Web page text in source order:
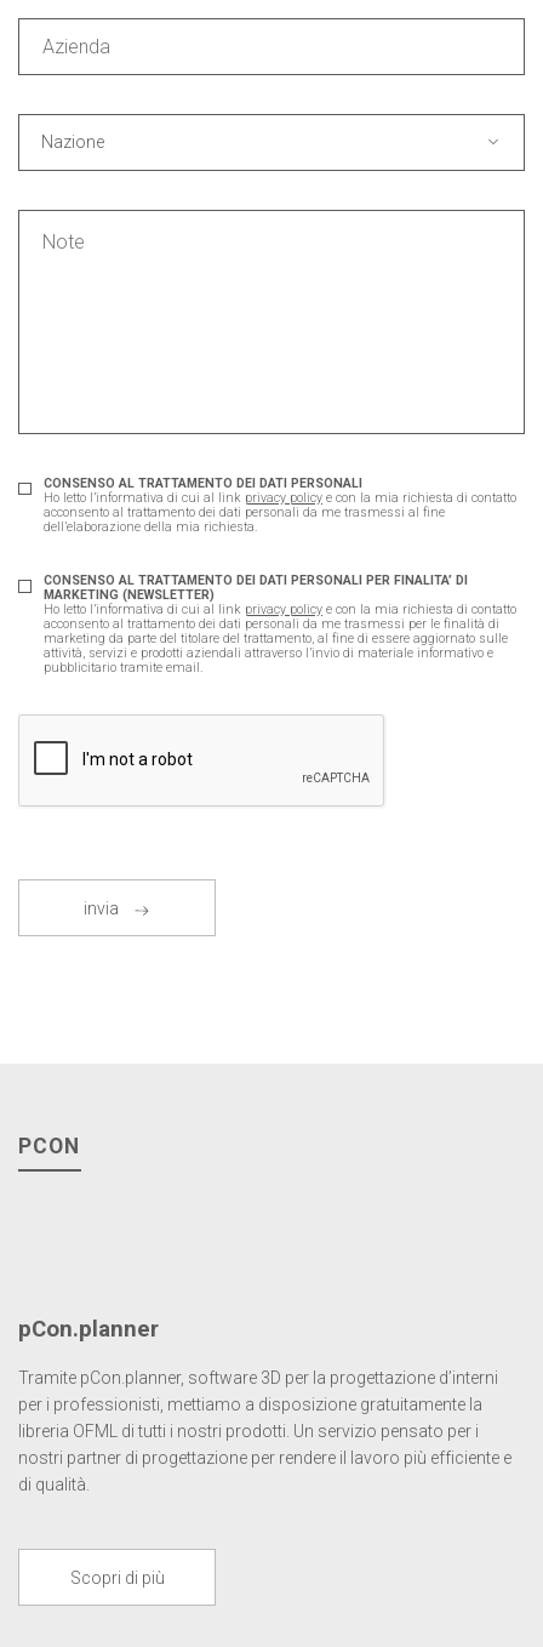
Nazione
CONSENSO AL TRATTAMENTO DEI DATI PERSONALI
Ho letto l’informativa di cui al link privacy policy e con la mia richiesta di contatto
acconsento al trattamento dei dati personali da me trasmessi al fine
dell’elaborazione della mia richiesta.
CONSENSO AL TRATTAMENTO DEI DATI PERSONALI PER FINALITA’ DI
MARKETING (NEWSLETTER)
Ho letto l’informativa di cui al link privacy policy e con la mia richiesta di contatto
acconsento al trattamento dei dati personali da me trasmessi per le finalità di
marketing da parte del titolare del trattamento, al fine di essere aggiornato sulle
attività, servizi e prodotti aziendali attraverso l’invio di materiale informativo e
pubblicitario tramite email.
invia
PCON
pCon.planner
Tramite pCon.planner, software 3D per la progettazione d’interni
per i professionisti, mettiamo a disposizione gratuitamente la
libreria OFML di tutti i nostri prodotti. Un servizio pensato per i
nostri partner di progettazione per rendere il lavoro più efficiente e
di qualità.
Scopri di più